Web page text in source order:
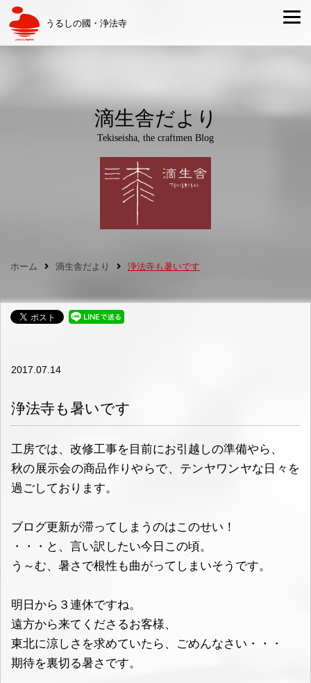
うるしの國・浄法寺
滴生舎だより
Tekiseisha, the craftmen Blog
ホーム 滴生舎だより 浄法寺も暑いです
2017.07.14
浄法寺も暑いです
工房では、改修工事を目前にお引越しの準備やら、
秋の展示会の商品作りやらで、テンヤワンヤな日々を
過ごしております。
ブログ更新が滞ってしまうのはこのせい！
・・・と、言い訳したい今日この頃。
う～む、暑さで根性も曲がってしまいそうです。
明日から３連休ですね。
遠方から来てくださるお客様、
東北に涼しさを求めていたら、ごめんなさい・・・
期待を裏切る暑さです。